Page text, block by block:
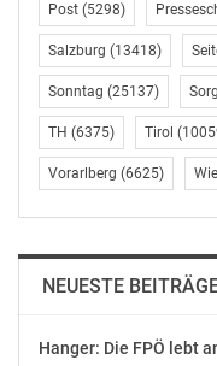
In Hinkunft sollen
sowohl nikotinhaltige
Nikotinzahnstocher)
Erzeugnisse, die oft
Guarana, etc.)
behandelt und
zusätzliche
die Festlegung einer
Nikotinerzeugnissen
Post (5298)
Salzburg (13418)
Sonntag (25137)
TH (6375) Tirol
Vorarlberg (6625)
NEUESTE
Hanger: Die FPÖ lebt